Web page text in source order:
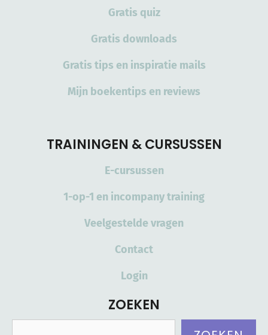
Gratis quiz
Gratis downloads
Gratis tips en inspiratie mails
Mijn boekentips en reviews
TRAININGEN & CURSUSSEN
E-cursussen
1-op-1 en incompany training
Veelgestelde vragen
Contact
Login
ZOEKEN